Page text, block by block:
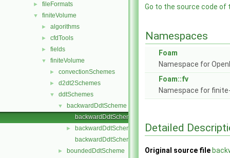
► fileFormats
▼ finiteVolume
► algorithms
► cfdTools
► fields
▼ finiteVolume
► convectionSchemes
► d2dt2Schemes
▼ ddtSchemes
▼
backwardDdtScheme
backwardDdtScheme.C
►
backwardDdtScheme.H
backwardDdtSchemes.C
► boundedDdtScheme
Go to the source code of
Namespaces
Foam
Namespace for
Foam::fv
Namespace for
Detailed
Original source file